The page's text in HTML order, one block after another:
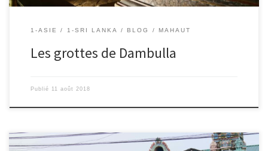
1-ASIE 1-SRI LANKA BLOG MAHAUT
Les grottes de Dambulla
Publié 11 août 2018